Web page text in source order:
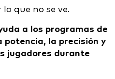
que no se ve.
a los programas de
potencia, la precisión y
jugadores durante